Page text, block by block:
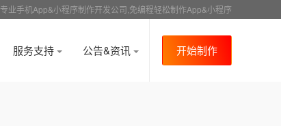
专业手机App&小程序制作开发公司,免编程轻松制作App&小程序
服务支持 公告&资讯 开始制作